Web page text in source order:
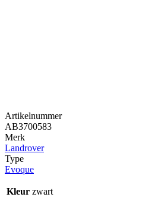
Artikelnummer
AB3700583
Merk
Landrover
Type
Evoque
Kleur zwart